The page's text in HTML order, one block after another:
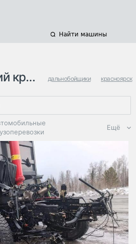
Найти машины
край дальнобойщики красноярск
ИТ в
грузы
Ещё